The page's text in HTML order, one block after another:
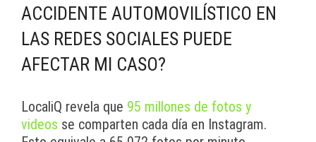
ACCIDENTE AUTOMOVILÍSTICO EN
LAS REDES SOCIALES PUEDE
AFECTAR MI CASO?
LocaliQ revela que 95 millones de fotos y
videos se comparten cada día en Instagram.